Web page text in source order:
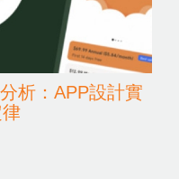
析：APP設計實